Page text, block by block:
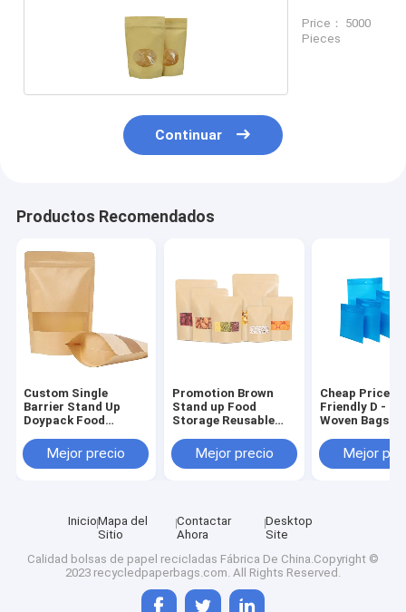
Price： 5000
Pieces
Continuar
Productos Recomendados
Custom Single
Barrier Stand Up
Doypack Food
Paper Packaging Bag
With Window And
Mejor precio
Promotion Brown
Stand up Food
Storage Reusable
Clean Windows
Mejor precio
Cheap Price
Friendly D -
Woven Bags
Cut Paper Bag
Reusable
Mejor
InicioMapa del
Sitio
Contactar
Ahora
Desktop
Site
Calidad bolsas de papel recicladas Fábrica De China.Copyright ©
2023 recycledpaperbags.com. All Rights Reserved.